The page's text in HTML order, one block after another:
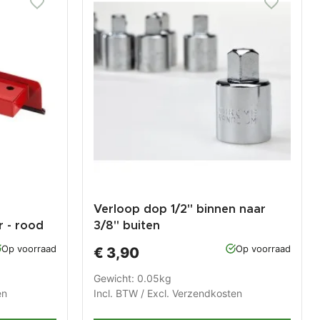
- rood
Op voorraad
Verloop dop 1/2" binnen naar
3/8" buiten
€ 3,90 Op voorraad
Gewicht: 0.05kg
Incl. BTW / Excl. Verzendkosten